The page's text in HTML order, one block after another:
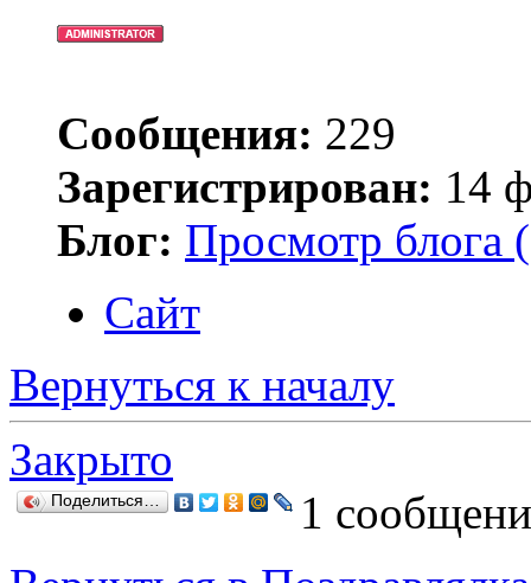
Сообщения: 229
Зарегистрирован: 14
Блог: Просмотр блога
Сайт
Вернуться к началу
Закрыто
Поделиться…
1